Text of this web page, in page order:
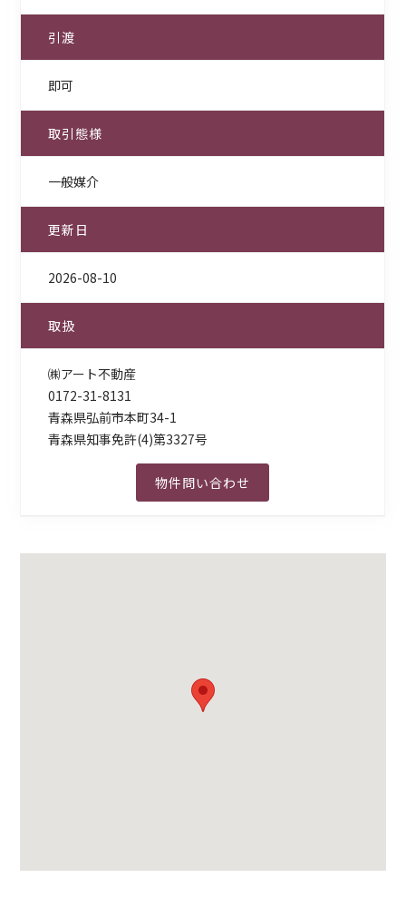
引渡
即可
取引態様
一般媒介
更新日
2026-08-10
取扱
㈱アート不動産
0172-31-8131
青森県弘前市本町34-1
青森県知事免許(4)第3327号
物件問い合わせ